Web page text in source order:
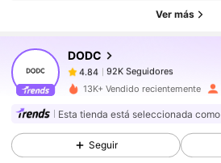
Ver más
DODC
4.84
92K Seguidores
s***7pagóHace 1 día
4.84 92K Seguidores
13K+ Vendido recientemente
Esta tienda está seleccionada como
Seguir